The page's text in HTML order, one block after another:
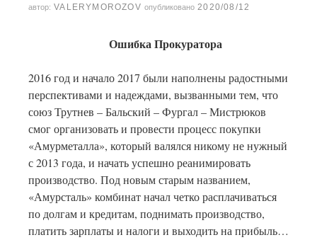
автор: VALERYMOROZOV опубликовано 2020/08/12
Ошибка Прокуратора
2016 год и начало 2017 были наполнены радостными
перспективами и надеждами, вызванными тем, что
союз Трутнев – Бальский – Фургал – Мистрюков
смог организовать и провести процесс покупки
«Амурметалла», который валялся никому не нужный
с 2013 года, и начать успешно реанимировать
производство. Под новым старым названием,
«Амурсталь» комбинат начал четко расплачиваться
по долгам и кредитам, поднимать производство,
платить зарплаты и налоги и выходить на прибыль…